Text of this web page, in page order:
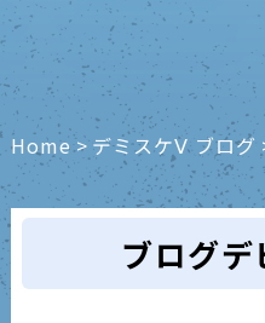
Home>デミスケⅤ ブログ
ブログデ